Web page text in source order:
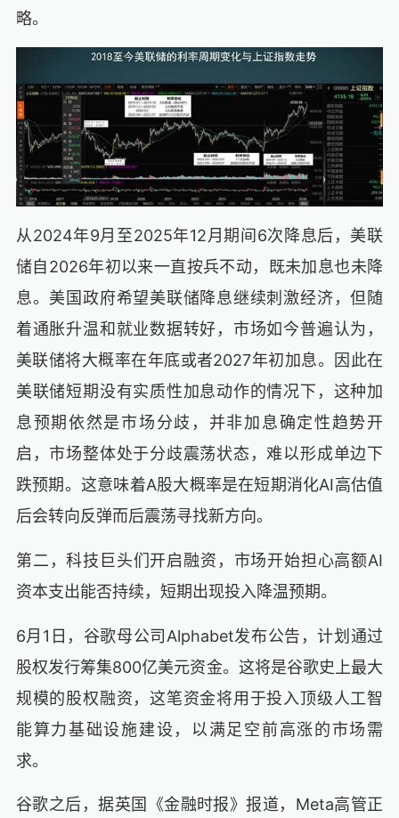
略。
从2024年9月至2025年12月期间6次降息后，美联
储自2026年初以来一直按兵不动，既未加息也未降
息。美国政府希望美联储降息继续刺激经济，但随
着通胀升温和就业数据转好，市场如今普遍认为，
美联储将大概率在年底或者2027年初加息。因此在
美联储短期没有实质性加息动作的情况下，这种加
息预期依然是市场分歧，并非加息确定性趋势开
启，市场整体处于分歧震荡状态，难以形成单边下
跌预期。这意味着A股大概率是在短期消化AI高估值
后会转向反弹而后震荡寻找新方向。
第二，科技巨头们开启融资，市场开始担心高额AI
资本支出能否持续，短期出现投入降温预期。
6月1日，谷歌母公司Alphabet发布公告，计划通过
股权发行筹集800亿美元资金。这将是谷歌史上最大
规模的股权融资，这笔资金将用于投入顶级人工智
能算力基础设施建设，以满足空前高涨的市场需
求。
谷歌之后，据英国《金融时报》报道，Meta高管正